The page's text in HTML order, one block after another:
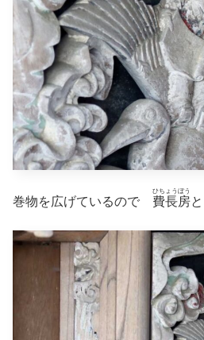
巻物を広げているので 費長房
ひちょうぼう